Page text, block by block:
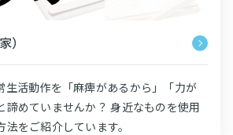
）
生活動作を「麻痺があるから」「力が
諦めていませんか？ 身近なものを使用
をご紹介しています。